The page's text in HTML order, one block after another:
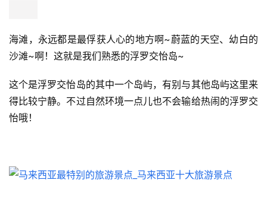
海滩，永远都是最俘获人心的地方啊~蔚蓝的天空、幼白的
沙滩~啊！这就是我们熟悉的浮罗交怡岛~
这个是浮罗交怡岛的其中一个岛屿，有别与其他岛屿这里来
得比较宁静。不过自然环境一点儿也不会输给热闹的浮罗交
怡哦！